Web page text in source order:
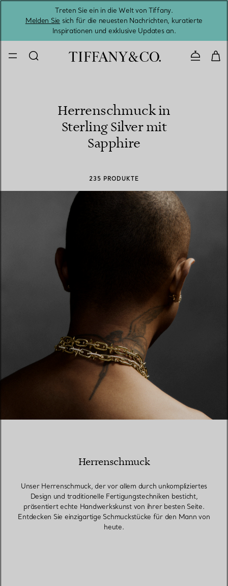
Treten Sie ein in die Welt von Tiffany.
Melden Sie sich für die neuesten Nachrichten, kuratierte
Inspirationen und exklusive Updates an.
Herrenschmuck in
Sterling Silver mit
Sapphire
235 PRODUKTE
Herrenschmuck
Unser Herrenschmuck, der vor allem durch unkompliziertes
Design und traditionelle Fertigungstechniken besticht,
präsentiert echte Handwerkskunst von ihrer besten Seite.
Entdecken Sie einzigartige Schmuckstücke für den Mann von
heute.